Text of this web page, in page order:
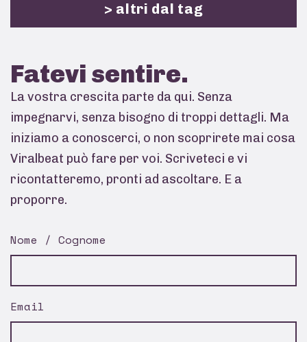
> altri dal tag
Fatevi sentire.
La vostra crescita parte da qui. Senza
impegnarvi, senza bisogno di troppi dettagli. Ma
iniziamo a conoscerci, o non scoprirete mai cosa
Viralbeat può fare per voi. Scriveteci e vi
ricontatteremo, pronti ad ascoltare. E a
proporre.
Nome / Cognome
Email